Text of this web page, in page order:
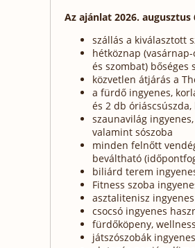
Az ajánlat 2026.
szállás a kiválasztott
hétköznap
és szombat) bőséges
közvetlen átjárás a
a fürdő ingyenes,
és 2 db
szaunavilág
valamint sószoba
minden felnőtt
beváltható
biliárd terem
Fitness szoba
asztalitenisz
csocsó ingyenes
fürdőköpeny,
játszószobák